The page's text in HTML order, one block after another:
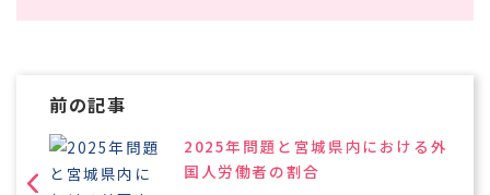
前の記事
2025年問題と宮城県内における外
国人労働者の割合